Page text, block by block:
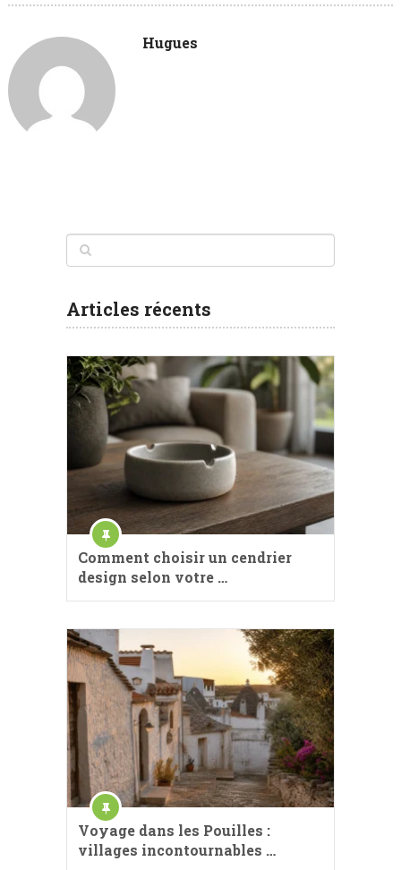
Hugues
Articles récents
Comment choisir un cendrier
design selon votre …
Voyage dans les Pouilles :
villages incontournables …